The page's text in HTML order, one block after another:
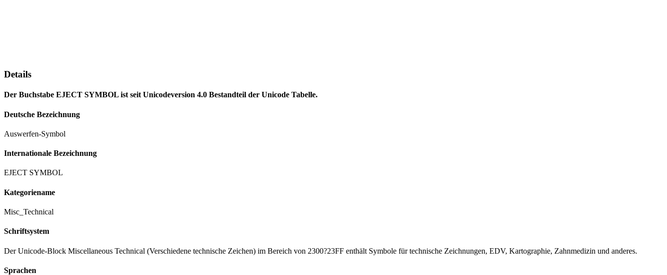
Details
Der Buchstabe EJECT SYMBOL ist seit Unicodeversion 4.0 Bestandteil der Unicode Tabelle.
Deutsche Bezeichnung
Auswerfen-Symbol
Internationale Bezeichnung
EJECT SYMBOL
Kategoriename
Misc_Technical
Schriftsystem
Der Unicode-Block Miscellaneous Technical (Verschiedene technische Zeichen) im Bereich von 2300?23FF enthält Symbole für technische Zeichnungen, EDV, Kartographie, Zahnmedizin und anderes.
Sprachen